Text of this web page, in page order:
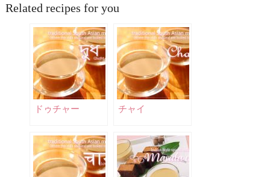
Related recipes for you
ドゥチャー チャイ